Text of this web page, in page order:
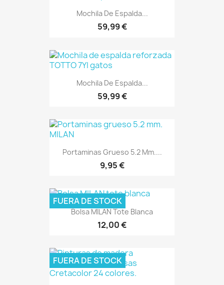
Mochila De Espalda...
59,99 €
Mochila De Espalda...
59,99 €
Portaminas Grueso 5.2 Mm....
9,95 €
Bolsa MILAN Tote Blanca
12,00 €
FUERA DE STOCK
FUERA DE STOCK